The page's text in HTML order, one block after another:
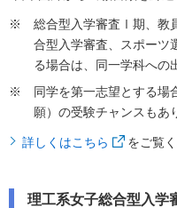
総合型入学審査Ⅰ期、教
合型入学審査、スポー
る場合は、同一学科への
同学を第一志望とする場
願）の受験チャンスもあ
詳しくはこちら をご覧く
理工系女子総合型入学